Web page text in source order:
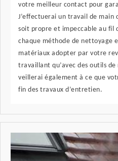
votre meilleur contact pour
J’effectuerai un travail de
soit propre et impeccable au fil
chaque méthode de nettoyage
matériaux adopter par votre
travaillant qu’avec des outils
veillerai également à ce que
fin des travaux d’entretien.